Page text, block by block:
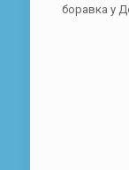
боравка у